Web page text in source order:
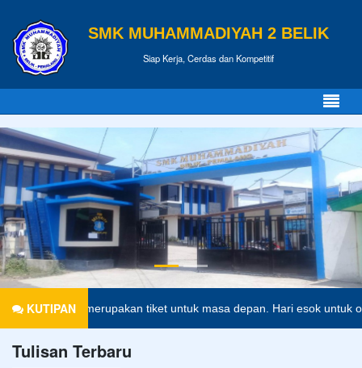
SMK MUHAMMADIYAH 2 BELIK
Siap Kerja, Cerdas dan Kompetitif
KUTIPAN
merupakan tiket untuk masa depan. Hari esok untuk orang-
Tulisan Terbaru